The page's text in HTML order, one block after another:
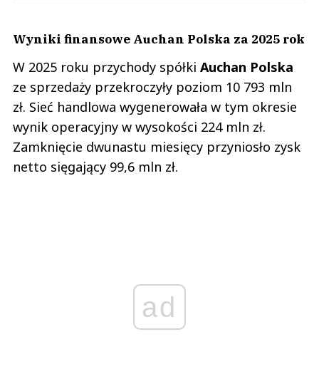
Wyniki finansowe Auchan Polska za 2025 rok
W 2025 roku przychody spółki Auchan Polska
ze sprzedaży przekroczyły poziom 10 793 mln
zł. Sieć handlowa wygenerowała w tym okresie
wynik operacyjny w wysokości 224 mln zł.
Zamknięcie dwunastu miesięcy przyniosło zysk
netto sięgający 99,6 mln zł.
ad